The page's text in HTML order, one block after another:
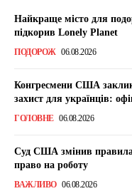
Найкраще місто для
підкорив Lonely Planet
ПОДОРОЖ 06.08.2026
Конгресмени США
захист для українців:
ГОЛОВНЕ 06.08.2026
Суд США змінив правила:
право на роботу
ВАЖЛИВО 06.08.2026